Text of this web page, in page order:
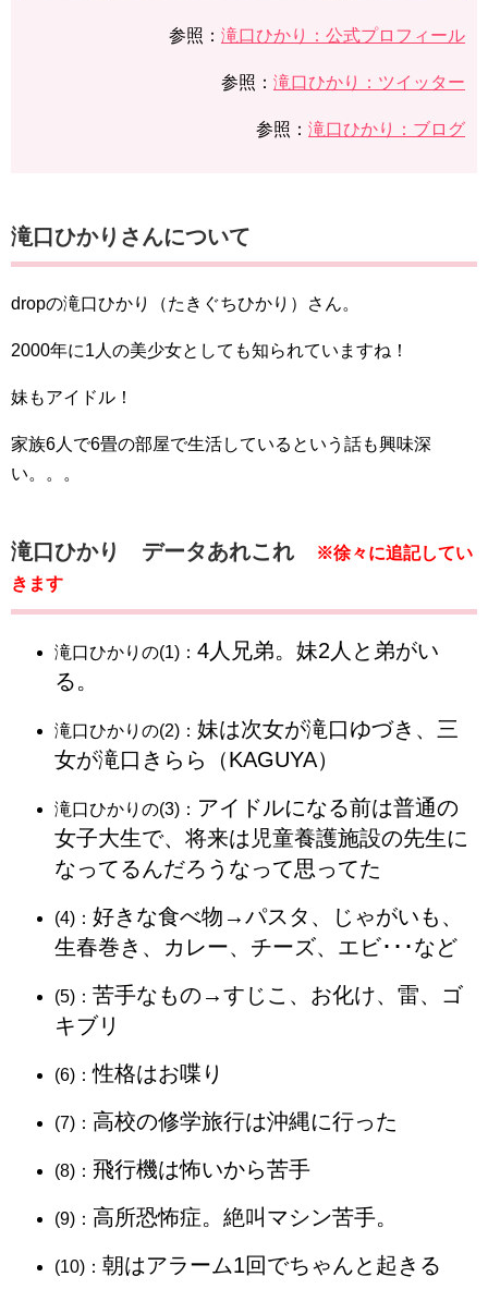
参照： 滝口ひかり：公式プロフィール
参照： 滝口ひかり：ツイッター
参照： 滝口ひかり：ブログ
滝口ひかりさんについて
dropの滝口ひかり（たきぐちひかり）さん。
2000年に1人の美少女としても知られていますね！
妹もアイドル！
家族6人で6畳の部屋で生活しているという話も興味深
い。。。
滝口ひかり データあれこれ
※徐々に追記してい
きます
滝口ひかりの(1)： 4人兄弟。妹2人と弟がい
る。
滝口ひかりの(2)： 妹は次女が滝口ゆづき、三
女が滝口きらら（KAGUYA）
滝口ひかりの(3)： アイドルになる前は普通の
女子大生で、将来は児童養護施設の先生に
なってるんだろうなって思ってた
(4)： 好きな食べ物→パスタ、じゃがいも、
生春巻き、カレー、チーズ、エビ･･･など
(5)： 苦手なもの→すじこ、お化け、雷、ゴ
キブリ
(6)：性格はお喋り
(7)： 高校の修学旅行は沖縄に行った
(8)： 飛行機は怖いから苦手
(9)： 高所恐怖症。絶叫マシン苦手。
(10)： 朝はアラーム1回でちゃんと起きる